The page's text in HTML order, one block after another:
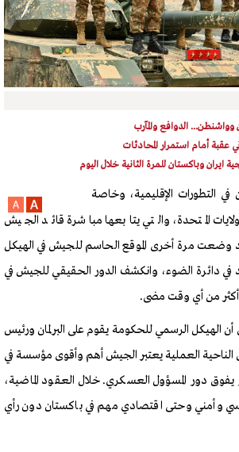
وواشنطن... الدوافع والمآرب
عقبة أمام استمرار المحادثات
ايران وباكستان للمرة الثانية خلال اليوم
في التطورات الإقليمية، وخاصة
المتحدة، والتي يتابعها مباشرة قائد الجيش
وضعت مرة أخرى الموقع الحاسم للجيش في الهيكل
في دائرة الضوء، وانكشف الدور الحقيقي للجيش في
أكثر من أي وقت مضى.
الهيكل الرسمي للحكومة يقوم على البرلمان ورئيس
من الناحية العملية يعتبر الجيش أهم وأقوى مؤسسة في
يفوق دور المسؤول العسكري. خلال العقود الماضية،
وأمني وحتى اقتصادي مهم في باكستان دون رأي